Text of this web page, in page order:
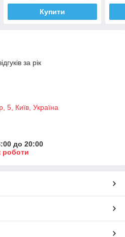
Купити
за рік
5, Київ, Україна
до 20:00
роботи